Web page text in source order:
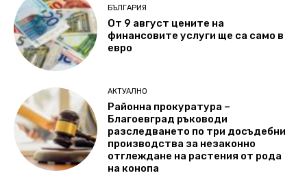
БЪЛГАРИЯ
От 9 август цените на
финансовите услуги ще са само в
евро
АКТУАЛНО
Районна прокуратура –
Благоевград ръководи
разследването по три досъдебни
производства за незаконно
отглеждане на растения от рода
на конопа